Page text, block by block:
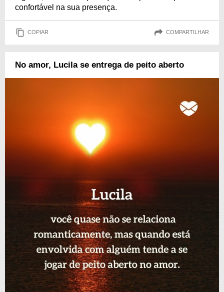
confortável na sua presença.
COPIAR COMPARTILHAR
No amor, Lucila se entrega de peito aberto